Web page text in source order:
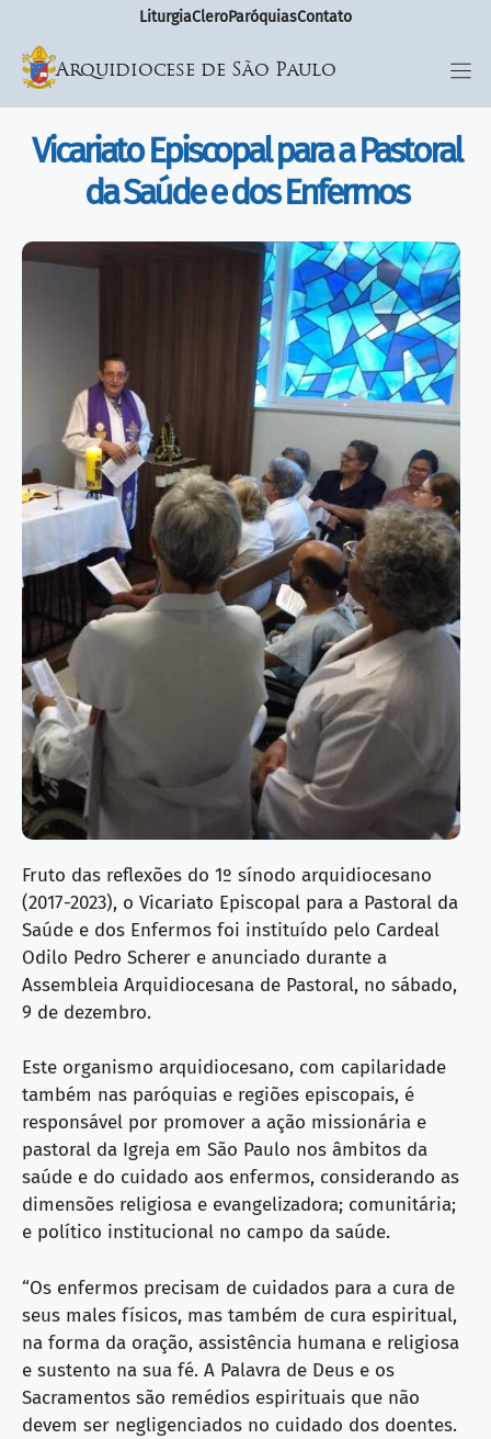
LiturgiaCleroParóquiasContato
Arquidiocese de São Paulo
Vicariato Episcopal para a Pastoral
da Saúde e dos Enfermos
Fruto das reflexões do 1º sínodo arquidio­cesano
(2017-2023), o Vicariato Episcopal para a Pastoral da
Saúde e dos Enfermos foi instituído pelo Cardeal
Odilo Pedro Scherer e anunciado durante a
Assembleia Arquidiocesana de Pastoral, no sábado,
9 de dezembro.
Este organismo arquidiocesano, com capilaridade
também nas paróquias e regiões episcopais, é
responsável por promover a ação missionária e
pastoral da Igreja em São Paulo nos âmbitos da
saúde e do cuidado aos enfermos, considerando as
dimensões religiosa e evangelizadora; comunitária;
e político institucional no campo da saúde.
“Os enfermos precisam de cuidados para a cura de
seus males físicos, mas também de cura espiritual,
na forma da oração, assistência humana e religiosa
e sustento na sua fé. A Palavra de Deus e os
Sacramentos são remédios espirituais que não
devem ser negligenciados no cuida­do dos doentes.